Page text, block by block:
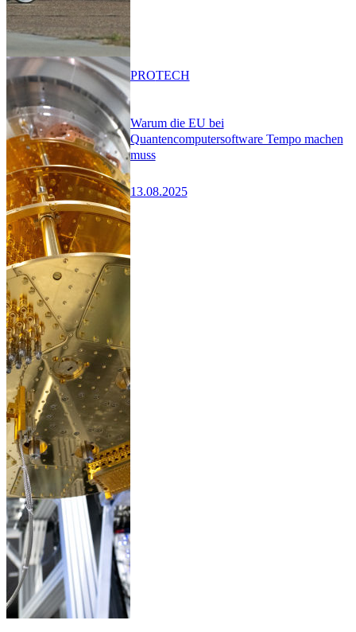
Warum die EU bei
Quantencomputersoftware Tempo machen
muss
13.08.2025
PROTECH